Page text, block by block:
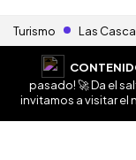
Turismo Las
pasado! 🚀 Da el
invitamos a visitar